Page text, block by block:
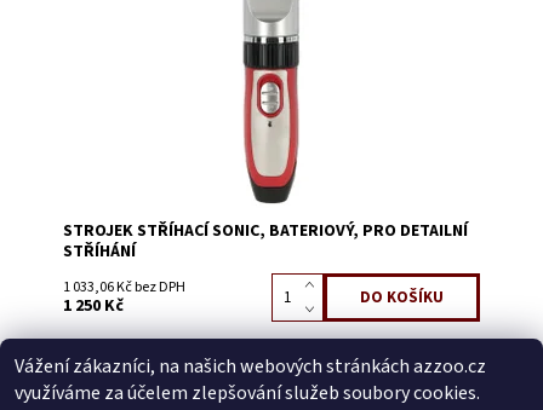
STROJEK STŘÍHACÍ SONIC, BATERIOVÝ, PRO DETAILNÍ
STŘÍHÁNÍ
1 033,06 Kč bez DPH
1 250 Kč
Buďte první, kdo napíše příspěvek k této položce.
Vážení zákazníci, na našich webových stránkách azzoo.cz
využíváme za účelem zlepšování služeb soubory cookies.